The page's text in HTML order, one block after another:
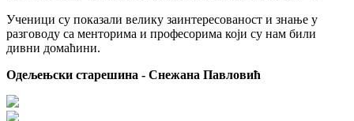
Ученици су показали велику заинтересованост и знање у
разговоду са менторима и професорима који су нам били
дивни домаћини.
Одељењски старешина - Снежана Павловић